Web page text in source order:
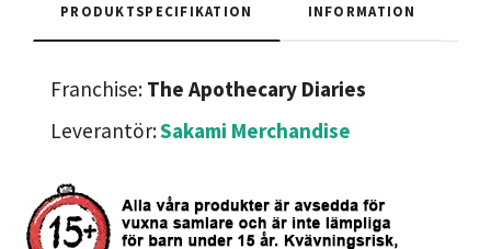
PRODUKTSPECIFIKATION INFORMATION
Franchise: The Apothecary Diaries
Leverantör:Sakami Merchandise